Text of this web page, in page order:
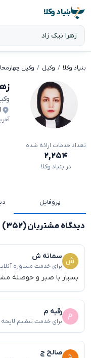
بنیاد وکلا
بنیاد وکلا وکیل وکیل
آخرین
تعداد خدمات ارائه شده
۲,۲۵۴
در بنیاد وکلا
پروفایل
دیدگاه مشتریان (۳۵۲)
سمانه ش
برای خدمت مشاوره
بسیار با صبر و حوصله
رقبه م
برای خدمت تنظیم لایحه
صالح ج